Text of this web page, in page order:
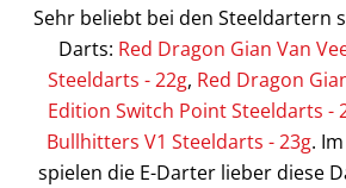
Sehr beliebt bei den Steeldartern
Darts: Red Dragon Gian Van
Steeldarts - 22g, Red Dragon
Edition Switch Point Steeldarts -
Bullhitters V1 Steeldarts - 23g.
spielen die E-Darter lieber diese